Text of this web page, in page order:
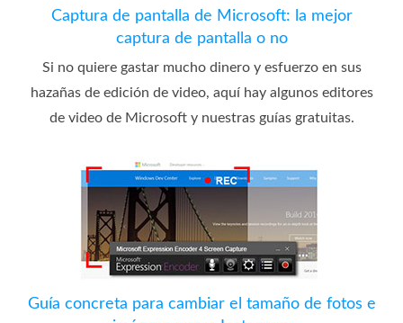
Captura de pantalla de Microsoft: la mejor
captura de pantalla o no
Si no quiere gastar mucho dinero y esfuerzo en sus
hazañas de edición de video, aquí hay algunos editores
de video de Microsoft y nuestras guías gratuitas.
Guía concreta para cambiar el tamaño de fotos e